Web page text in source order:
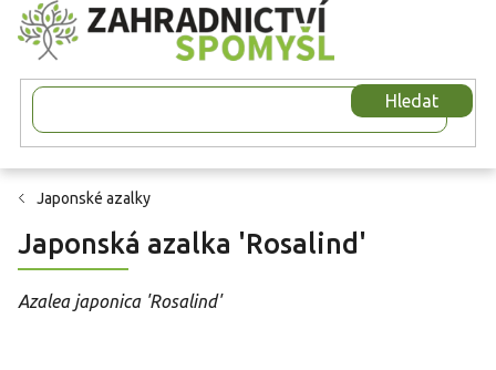
Přejít
na
obsah
Hledat
Japonské azalky
Japonská azalka 'Rosalind'
Azalea japonica 'Rosalind'